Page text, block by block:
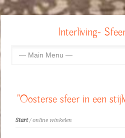
Interliving-
"Oosterse sfeer in een
Start/ online winkelen